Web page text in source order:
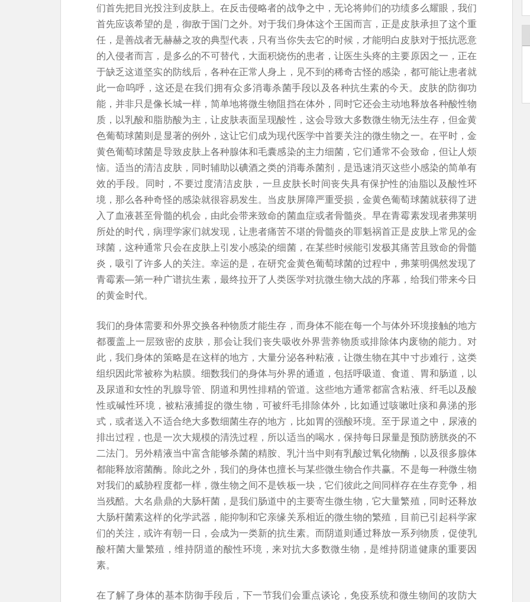
们首先把目光投注到皮肤上。在反击侵略者的战争之中，无论将帅们的功绩多么耀眼，我们
首先应该希望的是，御敌于国门之外。对于我们身体这个王国而言，正是皮肤承担了这个重
任，是善战者无赫赫之攻的典型代表，只有当你失去它的时候，才能明白皮肤对于抵抗恶意
的入侵者而言，是多么的不可替代，大面积烧伤的患者，让医生头疼的主要原因之一，正在
于缺乏这道坚实的防线后，各种在正常人身上，见不到的稀奇古怪的感染，都可能让患者就
此一命呜呼，这还是在我们拥有众多消毒杀菌手段以及各种抗生素的今天。皮肤的防御功
能，并非只是像长城一样，简单地将微生物阻挡在体外，同时它还会主动地释放各种酸性物
质，以乳酸和脂肪酸为主，让皮肤表面呈现酸性，这会导致大多数微生物无法生存，但金黄
色葡萄球菌则是显著的例外，这让它们成为现代医学中首要关注的微生物之一。在平时，金
黄色葡萄球菌是导致皮肤上各种腺体和毛囊感染的主力细菌，它们通常不会致命，但让人烦
恼。适当的清洁皮肤，同时辅助以碘酒之类的消毒杀菌剂，是迅速消灭这些小感染的简单有
效的手段。同时，不要过度清洁皮肤，一旦皮肤长时间丧失具有保护性的油脂以及酸性环
境，那么各种奇怪的感染就很容易发生。当皮肤屏障严重受损，金黄色葡萄球菌就获得了进
入了血液甚至骨髓的机会，由此会带来致命的菌血症或者骨髓炎。早在青霉素发现者弗莱明
所处的时代，病理学家们就发现，让患者痛苦不堪的骨髓炎的罪魁祸首正是皮肤上常见的金
球菌，这种通常只会在皮肤上引发小感染的细菌，在某些时候能引发极其痛苦且致命的骨髓
炎，吸引了许多人的关注。幸运的是，在研究金黄色葡萄球菌的过程中，弗莱明偶然发现了
青霉素—第一种广谱抗生素，最终拉开了人类医学对抗微生物大战的序幕，给我们带来今日
的黄金时代。
我们的身体需要和外界交换各种物质才能生存，而身体不能在每一个与体外环境接触的地方
都覆盖上一层致密的皮肤，那会让我们丧失吸收外界营养物质或排除体内废物的能力。对
此，我们身体的策略是在这样的地方，大量分泌各种粘液，让微生物在其中寸步难行，这类
组织因此常被称为粘膜。细数我们的身体与外界的通道，包括呼吸道、食道、胃和肠道，以
及尿道和女性的乳腺导管、阴道和男性排精的管道。这些地方通常都富含粘液、纤毛以及酸
性或碱性环境，被粘液捕捉的微生物，可被纤毛排除体外，比如通过咳嗽吐痰和鼻涕的形
式，或者送入不适合绝大多数细菌生存的地方，比如胃的强酸环境。至于尿道之中，尿液的
排出过程，也是一次大规模的清洗过程，所以适当的喝水，保持每日尿量是预防膀胱炎的不
二法门。另外精液当中富含能够杀菌的精胺、乳汁当中则有乳酸过氧化物酶，以及很多腺体
都能释放溶菌酶。除此之外，我们的身体也擅长与某些微生物合作共赢。不是每一种微生物
对我们的威胁程度都一样，微生物之间不是铁板一块，它们彼此之间同样存在生存竞争，相
当残酷。大名鼎鼎的大肠杆菌，是我们肠道中的主要寄生微生物，它大量繁殖，同时还释放
大肠杆菌素这样的化学武器，能抑制和它亲缘关系相近的微生物的繁殖，目前已引起科学家
们的关注，或许有朝一日，会成为一类新的抗生素。而阴道则通过释放一系列物质，促使乳
酸杆菌大量繁殖，维持阴道的酸性环境，来对抗大多数微生物，是维持阴道健康的重要因
素。
在了解了身体的基本防御手段后，下一节我们会重点谈论，免疫系统和微生物间的攻防大